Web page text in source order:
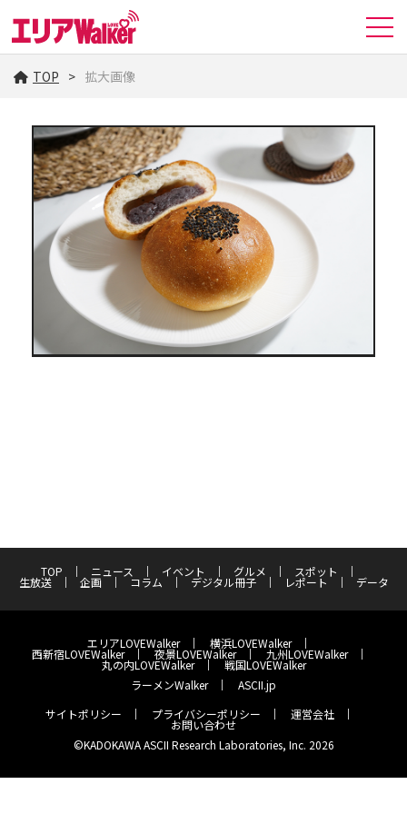
TOP 拡大画像
TOP ニュース イベント グルメ スポット
生放送 企画 コラム デジタル冊子 レポート データ
エリアLOVEWalker 横浜LOVEWalker
西新宿LOVEWalker 夜景LOVEWalker 九州LOVEWalker
丸の内LOVEWalker
戦国LOVEWalker
ラーメンWalker
ASCII.jp
サイトポリシー
プライバシーポリシー 運営会社
お問い合わせ
©KADOKAWA ASCII Research Laboratories, Inc. 2026